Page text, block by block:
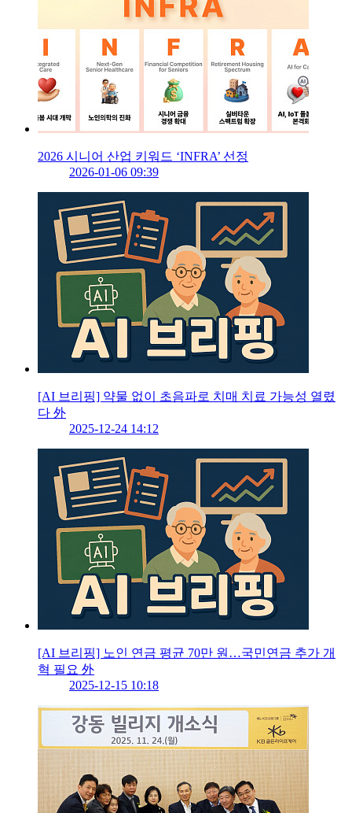
2026 시니어 산업 키워드 ‘INFRA’ 선정
2026-01-06 09:39
[AI 브리핑] 약물 없이 초음파로 치매 치료 가능성 열렸
다 外
2025-12-24 14:12
[AI 브리핑] 노인 연금 평균 70만 원…국민연금 추가 개
혁 필요 外
2025-12-15 10:18